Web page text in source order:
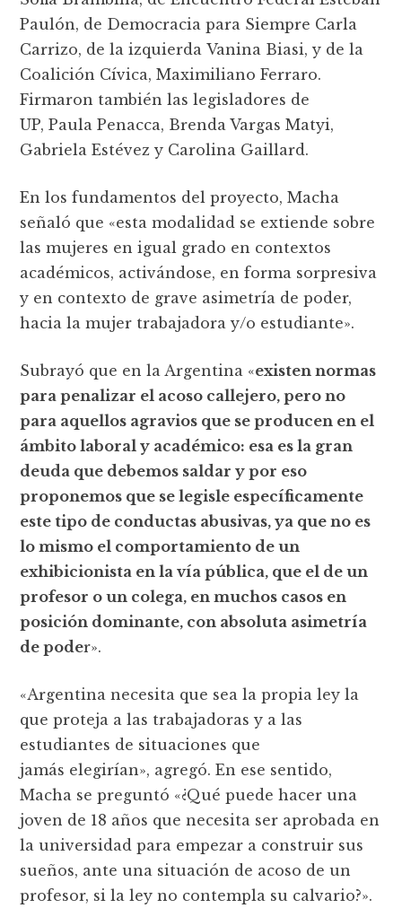
Paulón, de Democracia para Siempre Carla
Carrizo, de la izquierda Vanina Biasi, y de la
Coalición Cívica, Maximiliano Ferraro.
Firmaron también las legisladores de
UP, Paula Penacca, Brenda Vargas Matyi,
Gabriela Estévez y Carolina Gaillard.
En los fundamentos del proyecto, Macha
señaló que «esta modalidad se extiende sobre
las mujeres en igual grado en contextos
académicos, activándose, en forma sorpresiva
y en contexto de grave asimetría de poder,
hacia la mujer trabajadora y/o estudiante».
Subrayó que en la Argentina «existen normas
para penalizar el acoso callejero, pero no
para aquellos agravios que se producen en el
ámbito laboral y académico: esa es la gran
deuda que debemos saldar y por eso
proponemos que se legisle específicamente
este tipo de conductas abusivas, ya que no es
lo mismo el comportamiento de un
exhibicionista en la vía pública, que el de un
profesor o un colega, en muchos casos en
posición dominante, con absoluta asimetría
de poder».
«Argentina necesita que sea la propia ley la
que proteja a las trabajadoras y a las
estudiantes de situaciones que
jamás elegirían», agregó. En ese sentido,
Macha se preguntó «¿Qué puede hacer una
joven de 18 años que necesita ser aprobada en
la universidad para empezar a construir sus
sueños, ante una situación de acoso de un
profesor, si la ley no contempla su calvario?».